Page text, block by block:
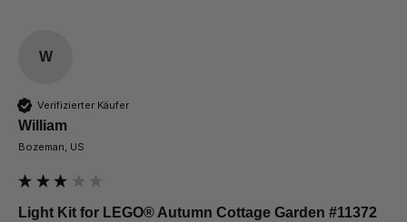
W
Verifizierter Käufer
William
Bozeman, US
Light Kit for LEGO® Autumn Cottage Garden #11372